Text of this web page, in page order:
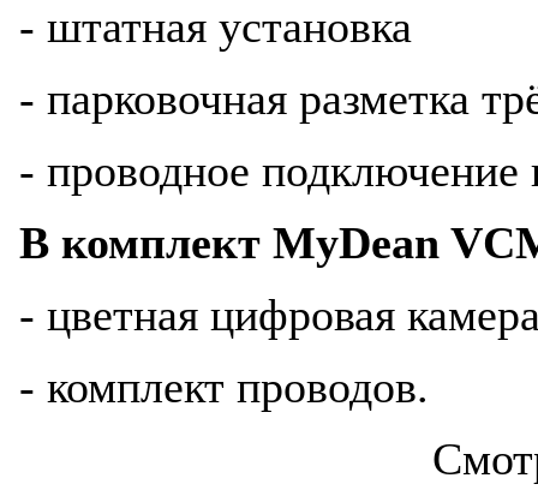
- штатная установка
- парковочная разметка
- проводное подключение
В комплект MyDean
- цветная цифровая
- комплект проводов.